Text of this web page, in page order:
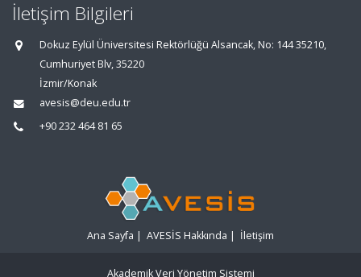
İletişim Bilgileri
Dokuz Eylül Üniversitesi Rektörlüğü Alsancak, No: 144 35210,
Cumhuriyet Blv, 35220
İzmir/Konak
avesis@deu.edu.tr
+90 232 464 81 65
Ana Sayfa | AVESİS Hakkında | İletişim
Akademik Veri Yönetim Sistemi